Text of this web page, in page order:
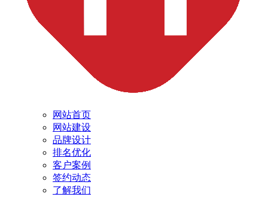
网站首页
网站建设
品牌设计
排名优化
客户案例
签约动态
了解我们